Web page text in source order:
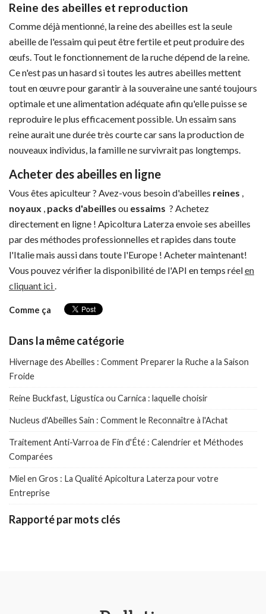
Reine des abeilles et reproduction
Comme déjà mentionné, la reine des abeilles est la seule
abeille de l'essaim qui peut être fertile et peut produire des
œufs. Tout le fonctionnement de la ruche dépend de la reine.
Ce n'est pas un hasard si toutes les autres abeilles mettent
tout en œuvre pour garantir à la souveraine une santé toujours
optimale et une alimentation adéquate afin qu'elle puisse se
reproduire le plus efficacement possible. Un essaim sans
reine aurait une durée très courte car sans la production de
nouveaux individus, la famille ne survivrait pas longtemps.
Acheter des abeilles en ligne
Vous êtes apiculteur ? Avez-vous besoin d'abeilles reines ,
noyaux , packs d'abeilles ou essaims ? Achetez
directement en ligne ! Apicoltura Laterza envoie ses abeilles
par des méthodes professionnelles et rapides dans toute
l'Italie mais aussi dans toute l'Europe ! Acheter maintenant!
Vous pouvez vérifier la disponibilité de l'API en temps réelen
cliquant ici.
Comme ça
Dans la même catégorie
Hivernage des Abeilles : Comment Preparer la Ruche a la Saison
Froide
Reine Buckfast, Ligustica ou Carnica : laquelle choisir
Nucleus d'Abeilles Sain : Comment le Reconnaître à l'Achat
Traitement Anti-Varroa de Fin d'Été : Calendrier et Méthodes
Comparées
Miel en Gros : La Qualité Apicoltura Laterza pour votre
Entreprise
Rapporté par mots clés